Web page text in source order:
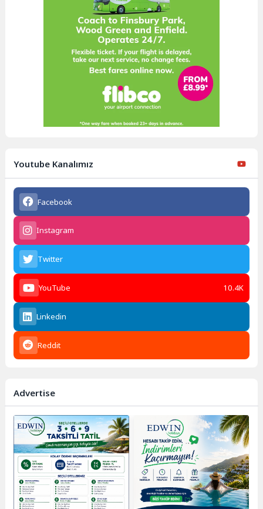
Youtube Kanalımız
Facebook
Instagram
Twitter
YouTube 10.4K
Linkedin
Reddit
Advertise